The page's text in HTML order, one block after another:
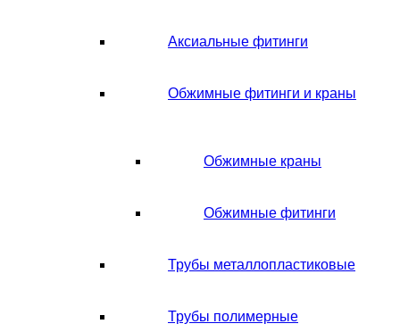
Аксиальные фитинги
Обжимные фитинги и краны
Обжимные краны
Обжимные фитинги
Трубы металлопластиковые
Трубы полимерные